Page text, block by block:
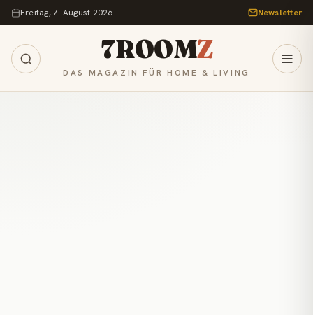
Zum Inhalt springen
Freitag, 7. August 2026 Newsletter
7ROOMZ
DAS MAGAZIN FÜR HOME & LIVING